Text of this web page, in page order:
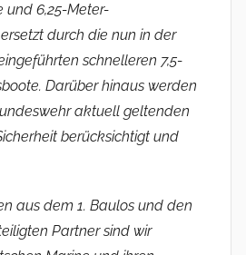
und 6,25-Meter-
durch die nun in der
schnelleren 7,5-
Darüber hinaus werden
aktuell geltenden
berücksichtigt und
aus dem 1. Baulos und den
Partner sind wir